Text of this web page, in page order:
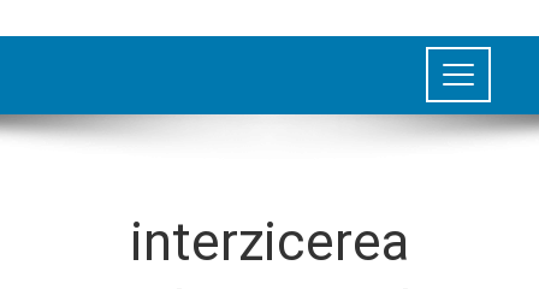
interzicerea